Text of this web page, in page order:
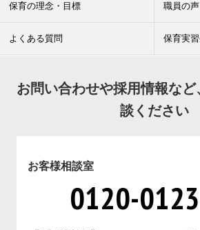
保育の理念・目標 職員の声
よくある質問 保育実
お問い合わせや採用情報など
談ください
お客様相談室
0120-